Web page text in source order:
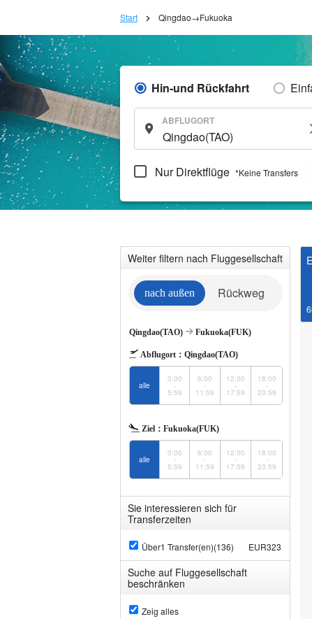
Start Qingdao→Fukuoka
Hin-und Rückfahrt
ABFLUGORT
Nur Direktflüge *Keine Transfers
Weiter filtern nach Fluggesellschaft
nach außen Rückweg
Qingdao(TAO) Fukuoka(FUK)
Abflugort： Qingdao(TAO)
alle
0:00
-
5:59
6:00
-
11:59
12:00
-
17:59
18:00
-
23:59
Ziel： Fukuoka(FUK)
alle
0:00
-
5:59
6:00
-
11:59
12:00
-
17:59
18:00
-
23:59
Sie interessieren sich für
Transferzeiten
Über1 Transfer(en)(136) EUR323
Suche auf Fluggesellschaft
beschränken
Zeig alles